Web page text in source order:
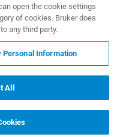
ード
open the cookie settings
of cookies. Bruker does
any third party.
Personal Information
All